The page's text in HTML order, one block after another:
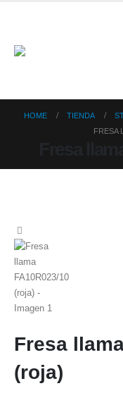
HOME TIENDA
FRESA
Fresa
(roja)